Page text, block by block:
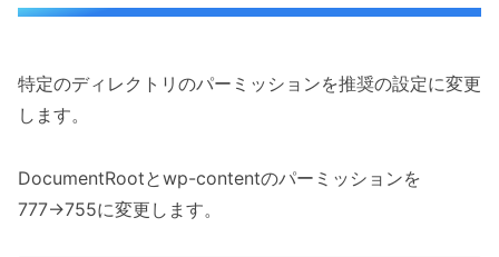
特定のディレクトリのパーミッションを推奨の設定に変更
します。
DocumentRootとwp-contentのパーミッションを
777→755に変更します。